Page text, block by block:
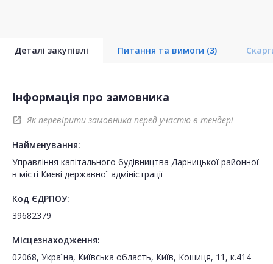
Деталі закупівлі Питання та вимоги (3)
Інформація про замовника
open_in_new Як перевірити замовника перед участю в тендері
Найменування:
Управління капітального будівництва Дарницької районної
в місті Києві державної адміністрації
Код ЄДРПОУ:
39682379
Місцезнаходження:
02068, Україна, Київська область, Київ, Кошиця, 11, к.414